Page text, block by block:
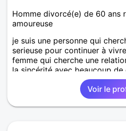
Homme divorcé(e) de 60 ans
amoureuse
je suis une personne qui
serieuse pour continuer à
femme qui cherche une
la sincérité avec beaucoup
Voir le